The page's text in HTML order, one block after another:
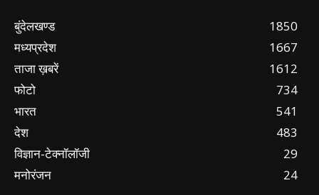
बुंदेलखण्ड
1850
मध्यप्रदेश
1667
ताजा ख़बरें
1612
फोटो
734
भारत
541
देश
483
विज्ञान-टेक्नॉलॉजी
29
मनोरंजन
24